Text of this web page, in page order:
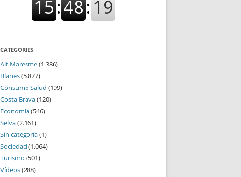
CATEGORIES
Alt Maresme(1.386)
Blanes(5.877)
Consumo Salud (199)
Costa Brava(120)
Economia(546)
Selva(2.161)
Sin categoría(1)
Sociedad (1.064)
Turismo (501)
Vídeos(288)